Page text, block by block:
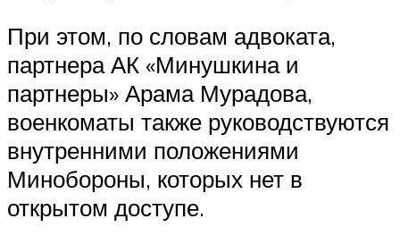
При этом, по словам адвоката,
партнера АК «Минушкина и
партнеры» Арама Мурадова,
военкоматы также руководствуются
внутренними положениями
Минобороны, которых нет в
открытом доступе.